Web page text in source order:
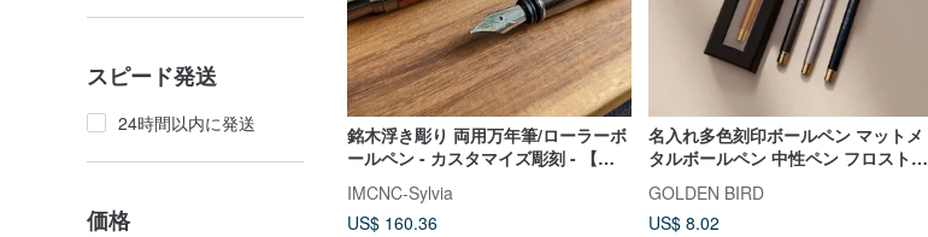
スピード発送
24時間以内に発送
価格
銘木浮き彫り 両用万年筆/ローラーボ
ールペン - カスタマイズ彫刻 - 【上
IMCNC-Sylvia
US$ 160.36
名入れ多色刻印ボールペン マットメ
タルボールペン 中性ペン フロストタ
GOLDEN BIRD
US$ 8.02